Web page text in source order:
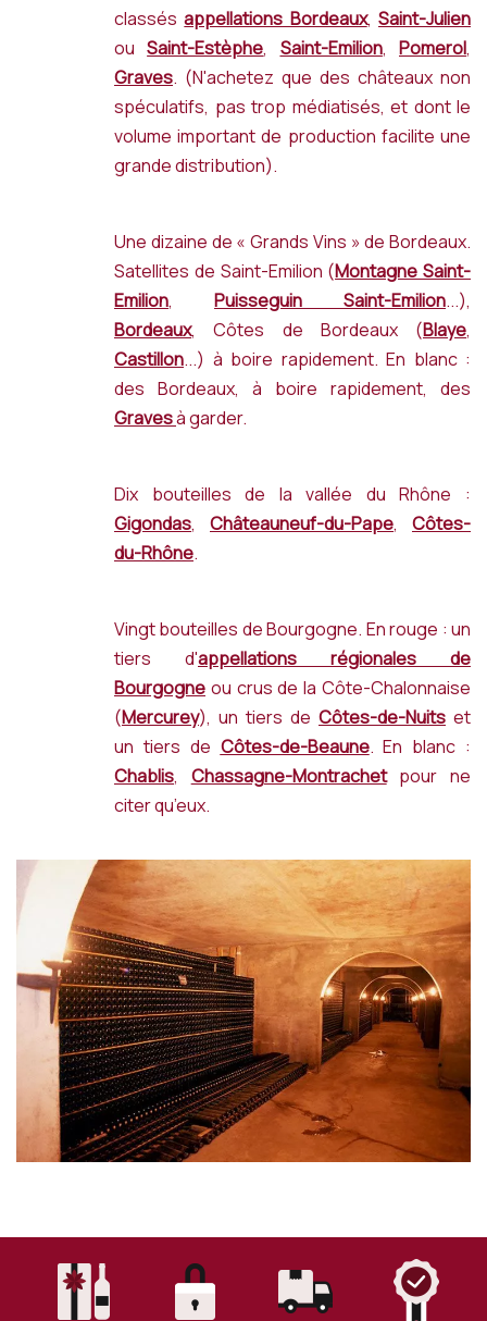
classésappellations Bordeaux,Saint-Julien
ouSaint-Estèphe, Saint-Emilion,Pomerol,
Graves. (N'achetez que des châteaux non
spéculatifs, pas trop médiatisés, et dont le
volume important de production facilite une
grande distribution).
Une dizaine de « Grands Vins » de Bordeaux.
Satellites de Saint-Emilion (Montagne Saint-
Emilion, Puisseguin Saint-Emilion...),
Bordeaux, Côtes de Bordeaux (Blaye,
Castillon...) à boire rapidement. En blanc :
des Bordeaux, à boire rapidement, des
Gravesà garder.
Dix bouteilles de la vallée du Rhône :
Gigondas, Châteauneuf-du-Pape, Côtes-
du-Rhône.
Vingt bouteilles de Bourgogne. En rouge : un
tiers d'appellations régionales de
Bourgogne ou crus de la Côte-Chalonnaise
(Mercurey), un tiers de Côtes-de-Nuits et
un tiers de Côtes-de-Beaune. En blanc :
Chablis, Chassagne-Montrachetpour ne
citer qu’eux.